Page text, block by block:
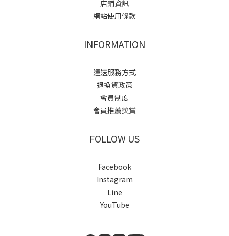
店鋪資訊
網站使用條款
INFORMATION
運送服務方式
退換貨政策
會員制度
會員推薦獎賞
FOLLOW US
Facebook
Instagram
Line
YouTube